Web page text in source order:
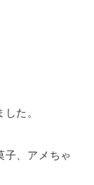
た。
子、アメちゃ